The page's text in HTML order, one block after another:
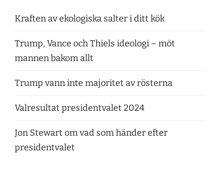
Kraften av ekologiska salter i ditt kök
Trump, Vance och Thiels ideologi – möt
mannen bakom allt
Trump vann inte majoritet av rösterna
Valresultat presidentvalet 2024
Jon Stewart om vad som händer efter
presidentvalet